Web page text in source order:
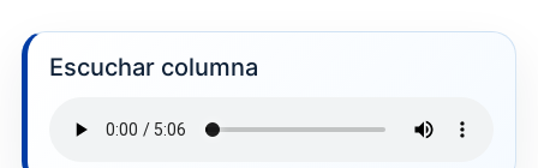
Escuchar columna